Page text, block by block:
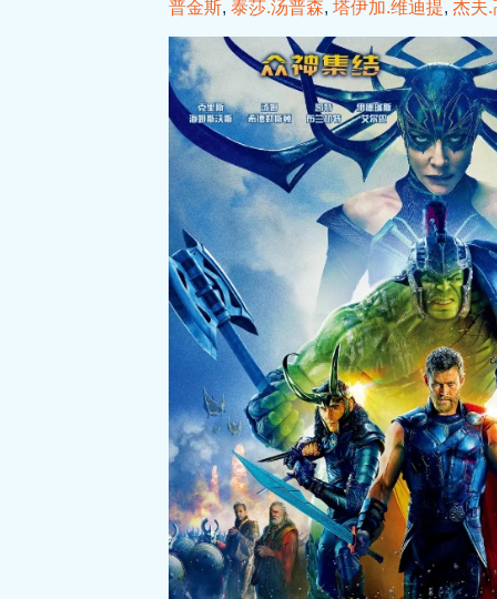
普金斯, 泰莎.汤普森, 塔伊加.维迪提, 杰夫.